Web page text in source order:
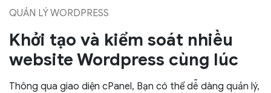
QUẢN LÝ WORDPRESS
Khởi tạo và kiểm soát nhiều
website Wordpress cùng lúc
Thông qua giao diện cPanel, Bạn có thể dễ dàng quản lý,